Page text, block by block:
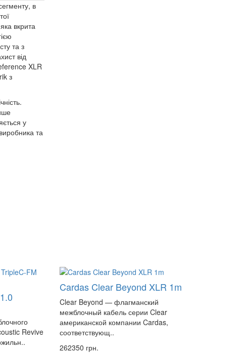
в
вкрита
та з
від
XLR
з
у
та
Revive
Cardas Clear Beyond XLR 1m
Clear Beyond — флагманский
межблочный кабель серии Clear
американской компании Cardas,
соответствующ..
262350 грн.